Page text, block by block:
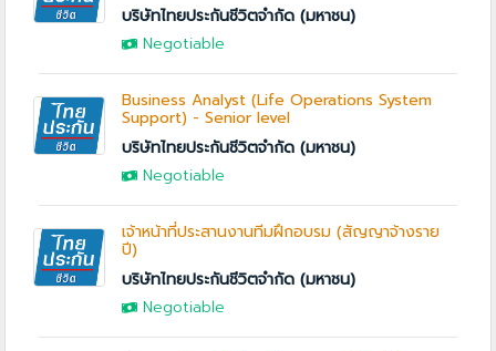
บริษัทไทยประกันชีวิตจำกัด (มหาชน)
Negotiable
Business Analyst (Life Operations System
Support) - Senior level
บริษัทไทยประกันชีวิตจำกัด (มหาชน)
Negotiable
เจ้าหน้าที่ประสานงานทีมฝึกอบรม (สัญญาจ้างราย
ปี)
บริษัทไทยประกันชีวิตจำกัด (มหาชน)
Negotiable